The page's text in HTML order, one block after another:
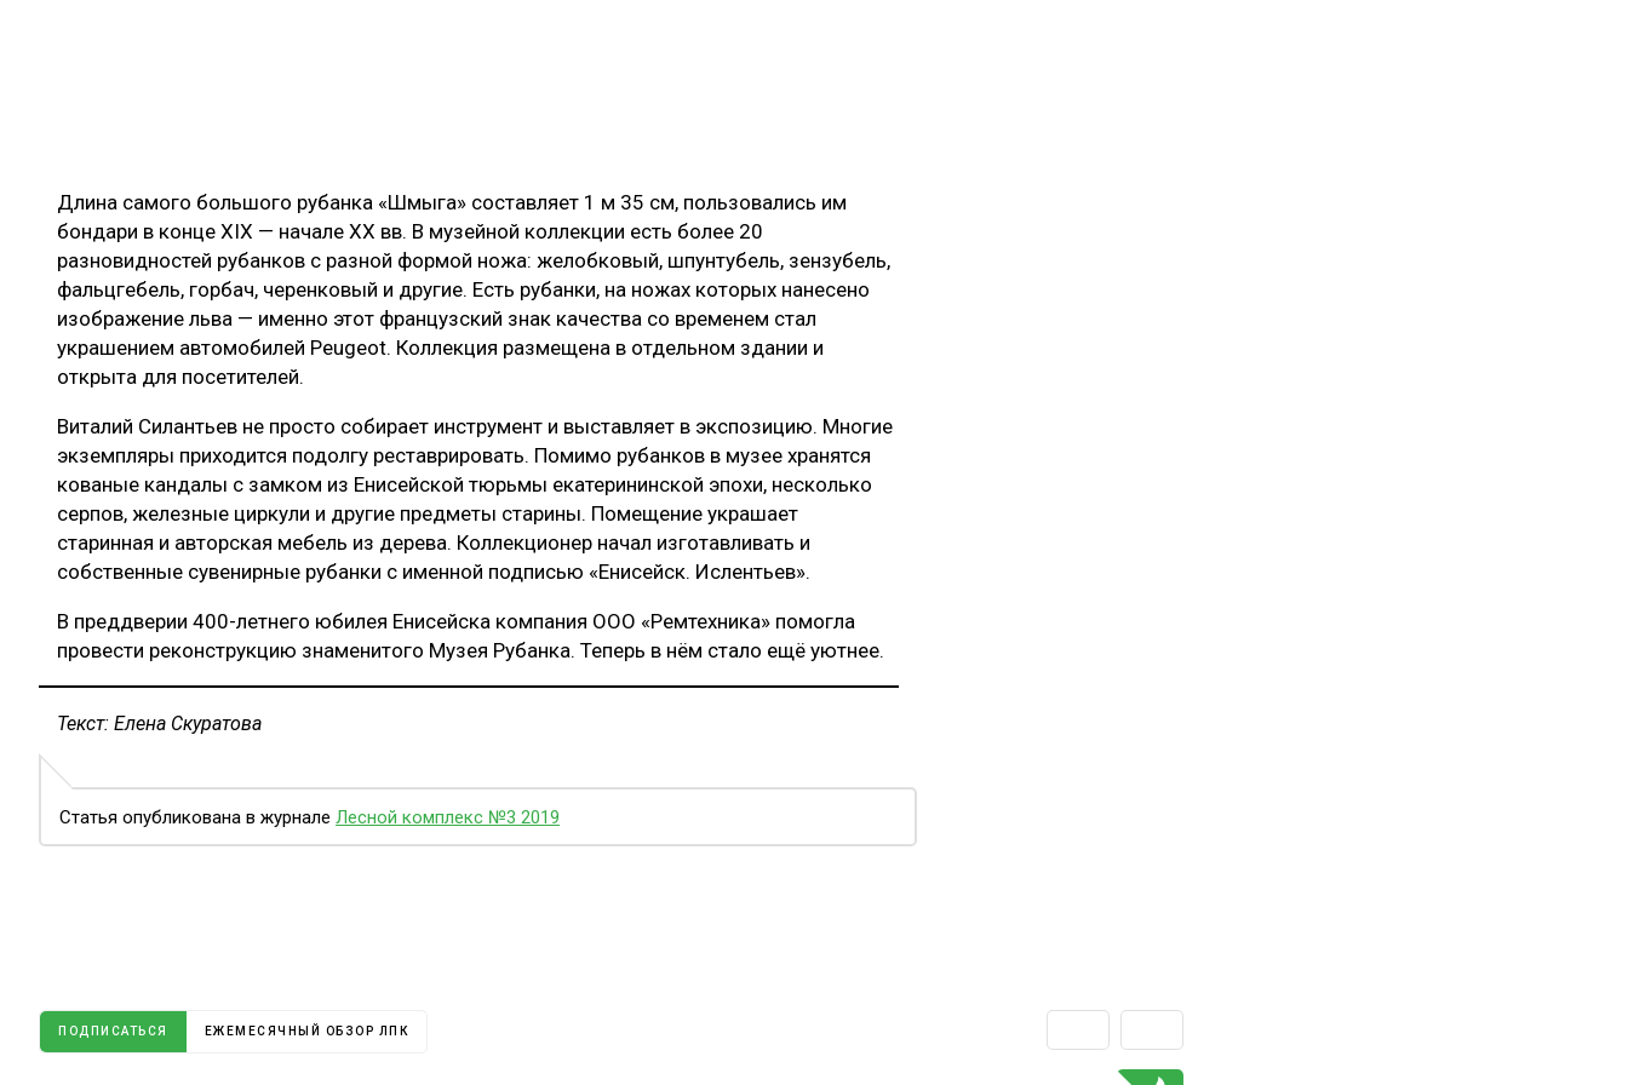
Длина самого большого рубанка «Шмыга» составляет 1 м 35 см, пользовались им
бондари в конце XIX — начале XX вв. В музейной коллекции есть более 20
разновидностей рубанков с разной формой ножа: желобковый, шпунтубель, зензубель,
фальцгебель, горбач, черенковый и другие. Есть рубанки, на ножах которых нанесено
изображение льва — именно этот французский знак качества со временем стал
украшением автомобилей Peugeot. Коллекция размещена в отдельном здании и
открыта для посетителей.
Виталий Силантьев не просто собирает инструмент и выставляет в экспозицию. Многие
экземпляры приходится подолгу реставрировать. Помимо рубанков в музее хранятся
кованые кандалы с замком из Енисейской тюрьмы екатерининской эпохи, несколько
серпов, железные циркули и другие предметы старины. Помещение украшает
старинная и авторская мебель из дерева. Коллекционер начал изготавливать и
собственные сувенирные рубанки с именной подписью «Енисейск. Ислентьев».
В преддверии 400-летнего юбилея Енисейска компания ООО «Ремтехника» помогла
провести реконструкцию знаменитого Музея Рубанка. Теперь в нём стало ещё уютнее.
Текст: Елена Скуратова
Статья опубликована в журнале Лесной комплекс №3 2019
ПОДПИСАТЬСЯ ЕЖЕМЕСЯЧНЫЙ ОБЗОР ЛПК